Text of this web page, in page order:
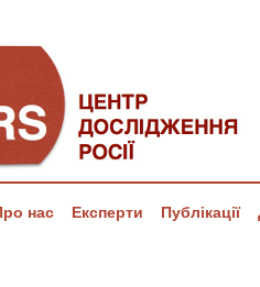
нас Експерти Публікації